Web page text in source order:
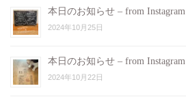
本日のお知らせ – from Instagram
2024年10月25日
本日のお知らせ – from Instagram
2024年10月22日